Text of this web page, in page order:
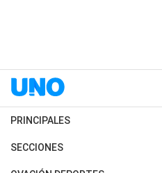
PRINCIPALES
Últimas Noticias
Política
SECCIONES